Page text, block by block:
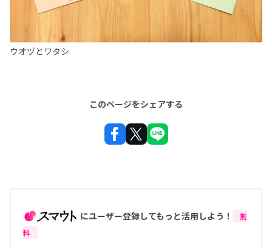
ウオヅとワタシ
このページをシェアする
にユーザー登録してもっと活用しよう！
無
料